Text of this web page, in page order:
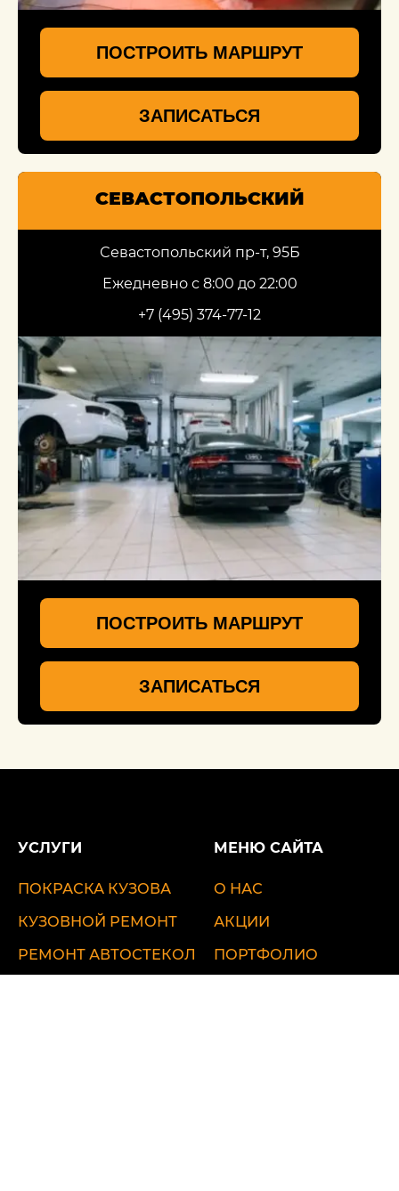
ПОСТРОИТЬ МАРШРУТ
ЗАПИСАТЬСЯ
СЕВАСТОПОЛЬСКИЙ
Севастопольский пр-т, 95Б
Ежедневно с 8:00 до 22:00
+7 (495) 374-77-12
ПОСТРОИТЬ МАРШРУТ
ЗАПИСАТЬСЯ
УСЛУГИ
ПОКРАСКА КУЗОВА
КУЗОВНОЙ РЕМОНТ
РЕМОНТ АВТОСТЕКОЛ
МЕНЮ САЙТА
О НАС
АКЦИИ
ПОРТФОЛИО